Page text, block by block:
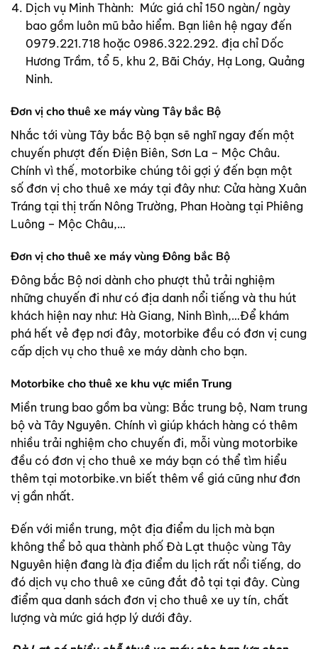
Dịch vụ Minh Thành: Mức giá chỉ 150 ngàn/ ngày
bao gồm luôn mũ bảo hiểm. Bạn liên hệ ngay đến
0979.221.718 hoặc 0986.322.292. địa chỉ Dốc
Hương Trầm, tổ 5, khu 2, Bãi Cháy, Hạ Long, Quảng
Ninh.
Đơn vị cho thuê xe máy vùng Tây bắc Bộ
Nhắc tới vùng Tây bắc Bộ bạn sẽ nghĩ ngay đến một
chuyến phượt đến Điện Biên, Sơn La – Mộc Châu.
Chính vì thế, motorbike chúng tôi gợi ý đến bạn một
số đơn vị cho thuê xe máy tại đây như: Cửa hàng Xuân
Tráng tại thị trấn Nông Trường, Phan Hoàng tại Phiêng
Luông – Mộc Châu,…
Đơn vị cho thuê xe máy vùng Đông bắc Bộ
Đông bắc Bộ nơi dành cho phượt thủ trải nghiệm
những chuyến đi như có địa danh nổi tiếng và thu hút
khách hiện nay như: Hà Giang, Ninh Bình,…Để khám
phá hết vẻ đẹp nơi đây, motorbike đều có đơn vị cung
cấp dịch vụ cho thuê xe máy dành cho bạn.
Motorbike cho thuê xe khu vực miền Trung
Miền trung bao gồm ba vùng: Bắc trung bộ, Nam trung
bộ và Tây Nguyên. Chính vì giúp khách hàng có thêm
nhiều trải nghiệm cho chuyến đi, mỗi vùng motorbike
đều có đơn vị cho thuê xe máy bạn có thể tìm hiểu
thêm tại motorbike.vn biết thêm về giá cũng như đơn
vị gần nhất.
Đến với miền trung, một địa điểm du lịch mà bạn
không thể bỏ qua thành phố Đà Lạt thuộc vùng Tây
Nguyên hiện đang là địa điểm du lịch rất nổi tiếng, do
đó dịch vụ cho thuê xe cũng đắt đỏ tại tại đây. Cùng
điểm qua danh sách đơn vị cho thuê xe uy tín, chất
lượng và mức giá hợp lý dưới đây.